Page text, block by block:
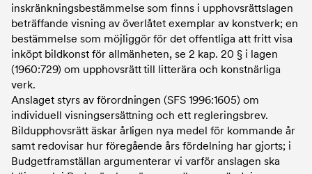
inskränkningsbestämmelse som finns i upphovsrättslagen
beträffande visning av överlåtet exemplar av konstverk; en
bestämmelse som möjliggör för det offentliga att fritt visa
inköpt bildkonst för allmänheten, se 2 kap. 20 § i lagen
(1960:729) om upphovsrätt till litterära och konstnärliga
verk.
Anslaget styrs av förordningen (SFS 1996:1605) om
individuell visningsersättning och ett regleringsbrev.
Bildupphovsrätt äskar årligen nya medel för kommande år
samt redovisar hur föregående års fördelning har gjorts; i
Budgetframställan argumenterar vi varför anslagen ska